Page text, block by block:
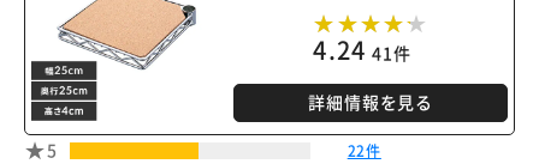
4.24 41件
詳細情報を見る
5 22件